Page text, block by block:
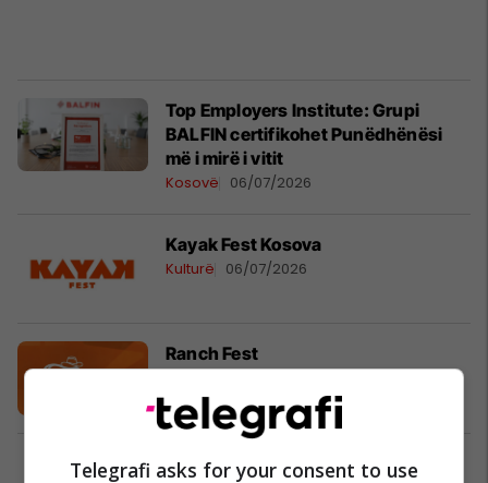
Top Employers Institute: Grupi
BALFIN certifikohet Punëdhënësi
më i mirë i vitit
Kosovë 06/07/2026
Kayak Fest Kosova
Kulturë 06/07/2026
Ranch Fest
Telegrafi asks for your consent to use